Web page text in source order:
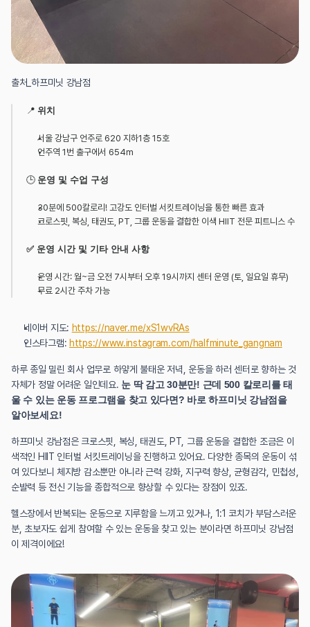
출처_하프미닛 강남점
📍 위치
서울 강남구 언주로 620 지하1층 15호
언주역 1번 출구에서 654m
🕒 운영 및 수업 구성
30분에 500칼로리! 고강도 인터벌 서킷트레이닝을 통한 빠른 효과
크로스핏, 복싱, 태권도, PT, 그룹 운동을 결합한 이색 HIIT 전문 피트니스 수
✅ 운영 시간 및 기타 안내 사항
운영 시간: 월~금 오전 7시부터 오후 19시까지 센터 운영 (토, 일요일 휴무)
무료 2시간 주차 가능
네이버 지도: https://naver.me/xS1wvRAs
인스타그램: https://www.instagram.com/halfminute_gangnam
하루 종일 밀린 회사 업무로 하얗게 불태운 저녁, 운동을 하러 센터로 향하는 것
자체가 정말 어려운 일인데요. 눈 딱 감고 30분만! 근데 500 칼로리를 태
울 수 있는 운동 프로그램을 찾고 있다면? 바로 하프미닛 강남점을
알아보세요!
하프미닛 강남점은 크로스핏, 복싱, 태권도, PT, 그룹 운동을 결합한 조금은 이
색적인 HIIT 인터벌 서킷트레이닝을 진행하고 있어요. 다양한 종목의 운동이 섞
여 있다보니 체지방 감소뿐만 아니라 근력 강화, 지구력 향상, 균형감각, 민첩성,
순발력 등 전신 기능을 종합적으로 향상할 수 있다는 장점이 있죠.
헬스장에서 반복되는 운동으로 지루함을 느끼고 있거나, 1:1 코치가 부담스러운
분, 초보자도 쉽게 참여할 수 있는 운동을 찾고 있는 분이라면 하프미닛 강남점
이 제격이에요!